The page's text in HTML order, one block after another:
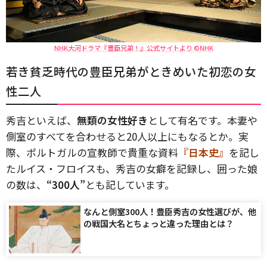
NHK大河ドラマ『豊臣兄弟！』公式サイトより ©NHK
若き貧乏時代の豊臣兄弟がときめいた初恋の女
性二人
秀吉といえば、 無類の女性好き として有名です。本妻や
側室のすべてを合わせると20人以上にもなるとか。実
際、ポルトガルの宣教師で貴重な資料 『日本史』 を記し
たルイス・フロイスも、秀吉の女癖を記録し、囲った娘
の数は、 “300人”とも記しています。
なんと側室300人！豊臣秀吉の女性選びが、他
の戦国大名とちょっと違った理由とは？